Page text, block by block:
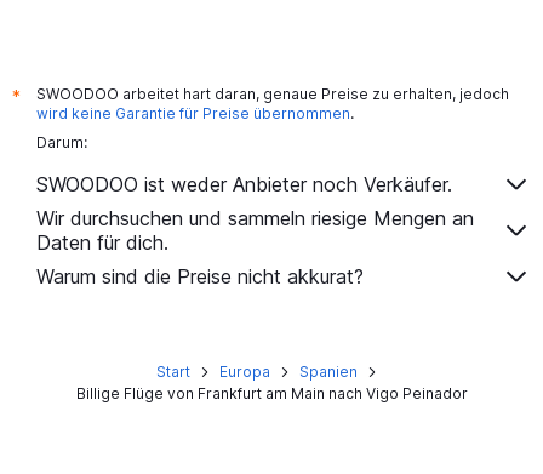
*
SWOODOO arbeitet hart daran, genaue Preise zu erhalten, jedoch
wird keine Garantie für Preise übernommen.
Darum:
SWOODOO ist weder Anbieter noch Verkäufer.
Wir durchsuchen und sammeln riesige Mengen an
Daten für dich.
Warum sind die Preise nicht akkurat?
Start Europa
Spanien
Billige Flüge von Frankfurt am Main nach Vigo Peinador